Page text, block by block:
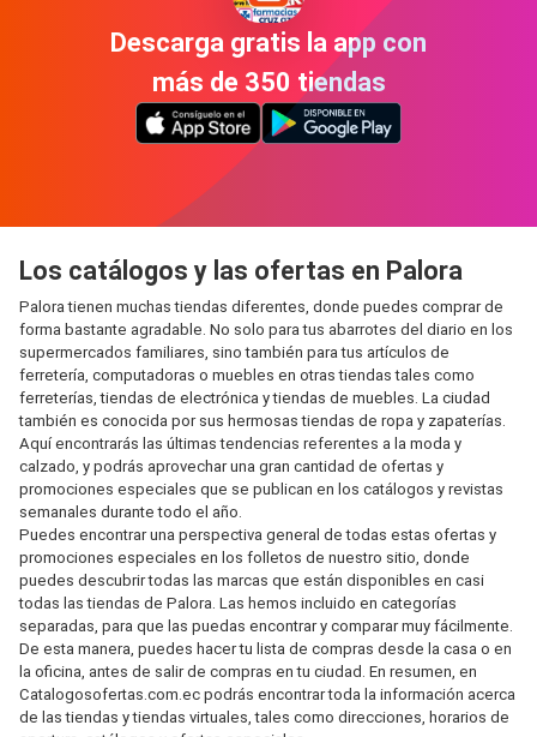
Descarga gratis la app con
más de 350 tiendas
Los catálogos y las ofertas en Palora
Palora tienen muchas tiendas diferentes, donde puedes comprar de
forma bastante agradable. No solo para tus abarrotes del diario en los
supermercados familiares, sino también para tus artículos de
ferretería, computadoras o muebles en otras tiendas tales como
ferreterías, tiendas de electrónica y tiendas de muebles. La ciudad
también es conocida por sus hermosas tiendas de ropa y zapaterías.
Aquí encontrarás las últimas tendencias referentes a la moda y
calzado, y podrás aprovechar una gran cantidad de ofertas y
promociones especiales que se publican en los catálogos y revistas
semanales durante todo el año.
Puedes encontrar una perspectiva general de todas estas ofertas y
promociones especiales en los folletos de nuestro sitio, donde
puedes descubrir todas las marcas que están disponibles en casi
todas las tiendas de Palora. Las hemos incluido en categorías
separadas, para que las puedas encontrar y comparar muy fácilmente.
De esta manera, puedes hacer tu lista de compras desde la casa o en
la oficina, antes de salir de compras en tu ciudad. En resumen, en
Catalogosofertas.com.ec podrás encontrar toda la información acerca
de las tiendas y tiendas virtuales, tales como direcciones, horarios de